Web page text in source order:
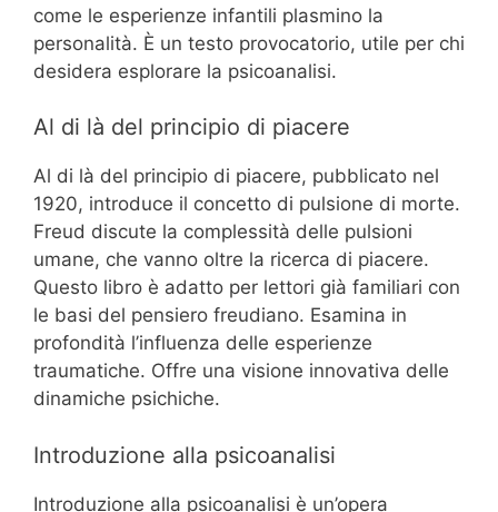
come le esperienze infantili plasmino la
personalità. È un testo provocatorio, utile per chi
desidera esplorare la psicoanalisi.
Al di là del principio di piacere
Al di là del principio di piacere, pubblicato nel
1920, introduce il concetto di pulsione di morte.
Freud discute la complessità delle pulsioni
umane, che vanno oltre la ricerca di piacere.
Questo libro è adatto per lettori già familiari con
le basi del pensiero freudiano. Esamina in
profondità l’influenza delle esperienze
traumatiche. Offre una visione innovativa delle
dinamiche psichiche.
Introduzione alla psicoanalisi
Introduzione alla psicoanalisi è un’opera